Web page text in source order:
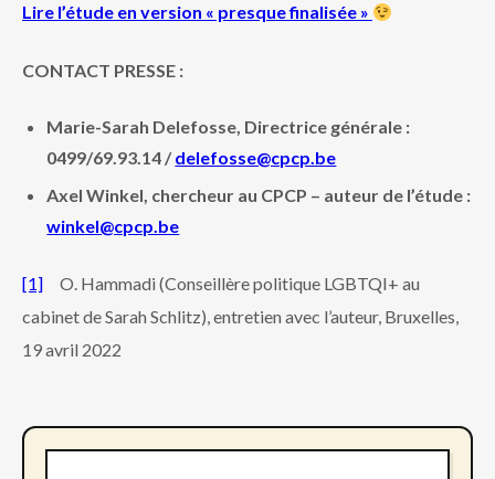
Lire l’étude en version « presque finalisée »
CONTACT PRESSE :
Marie-Sarah Delefosse, Directrice générale :
0499/69.93.14 /delefosse@cpcp.be
Axel Winkel, chercheur au CPCP – auteur de l’étude :
winkel@cpcp.be
[1] O. Hammadi (Conseillère politique LGBTQI+ au
cabinet de Sarah Schlitz), entretien avec l’auteur, Bruxelles,
19 avril 2022